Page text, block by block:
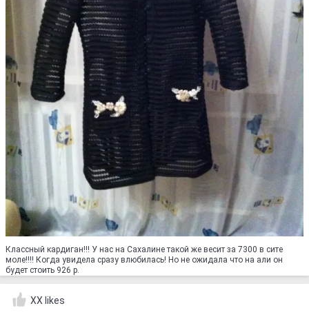
Классный кардиган!!! У нас на Сахалине такой же весит за 7300 в сите
моле!!!! Когда увидела сразу влюбилась! Но не ожидала что на али он
будет стоить 926 р.
XX likes